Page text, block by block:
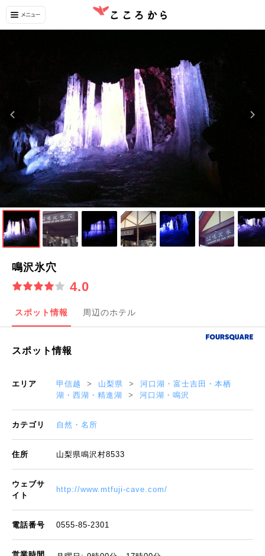
鳴沢氷穴
4.0
スポット情報 周辺のホテル
スポット情報
エリア 甲信越 山梨県
河口湖・富士吉田・本栖
湖・西湖・精進湖
河口湖・鳴沢
カテゴリ 自然・名所
住所 山梨県鳴沢村8533
ウェブサ
イト
http://www.mtfuji-cave.com/
電話番号 0555-85-2301